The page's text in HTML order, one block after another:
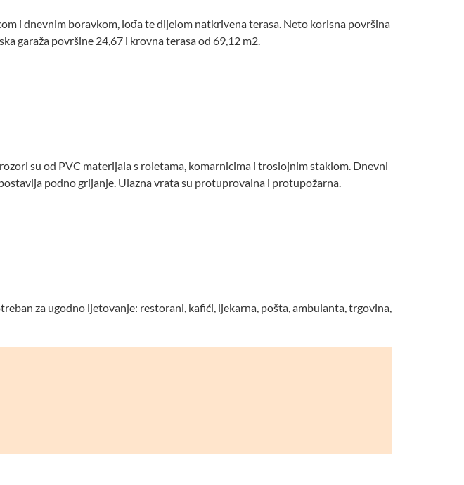
i dnevnim boravkom, lođa te dijelom natkrivena terasa. Neto korisna površina
garaža površine 24,67 i krovna terasa od 69,12 m2.
su od PVC materijala s roletama, komarnicima i troslojnim staklom. Dnevni
podno grijanje. Ulazna vrata su protuprovalna i protupožarna.
za ugodno ljetovanje: restorani, kafići, ljekarna, pošta, ambulanta, trgovina,